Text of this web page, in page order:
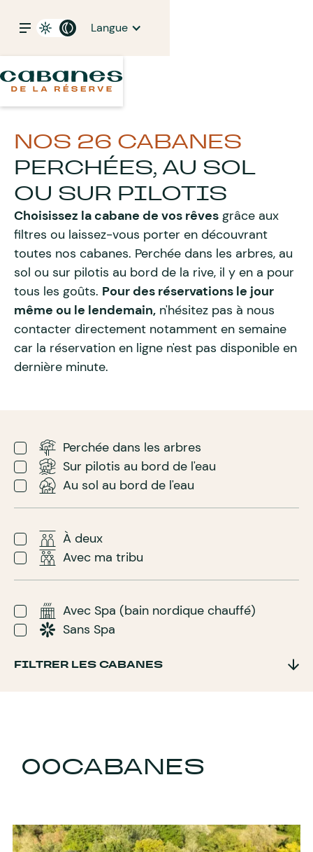
Langue
NOS 26 CABANES
PERCHÉES, AU SOL
OU SUR PILOTIS
Choisissez la cabane de vos rêves grâce aux
filtres ou laissez-vous porter en découvrant
toutes nos cabanes. Perchée dans les arbres, au
sol ou sur pilotis au bord de la rive, il y en a pour
tous les goûts. Pour des réservations le jour
même ou le lendemain, n'hésitez pas à nous
contacter directement notamment en semaine
car la réservation en ligne n'est pas disponible en
dernière minute.
Perchée dans les arbres
Sur pilotis au bord de l'eau
Au sol au bord de l'eau
À deux
Avec ma tribu
Avec Spa (bain nordique chauffé)
Sans Spa
FILTRER LES CABANES
00CABANES